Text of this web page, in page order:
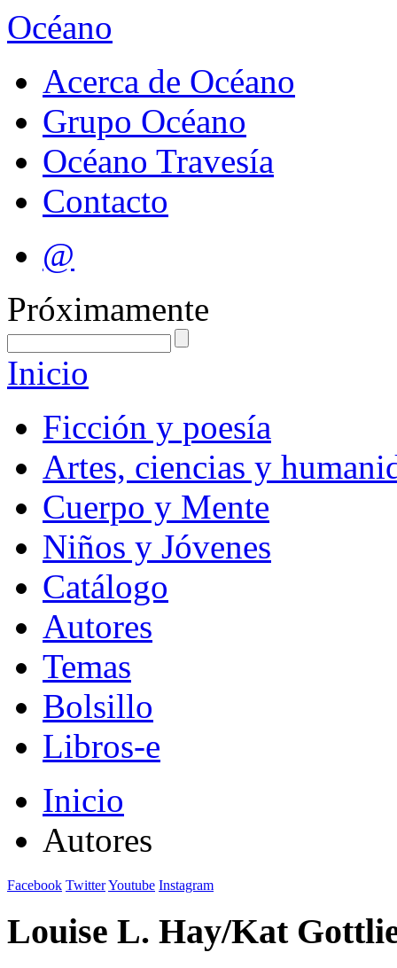
Océano
Acerca de Océano
Grupo Océano
Océano Travesía
Contacto
@
Próximamente
Inicio
Ficción y poesía
Artes, ciencias y
Cuerpo y Mente
Niños y Jóvenes
Catálogo
Autores
Temas
Bolsillo
Libros-e
Inicio
Autores
Facebook TwitterYoutube Instagram
Louise L. Hay/Kat